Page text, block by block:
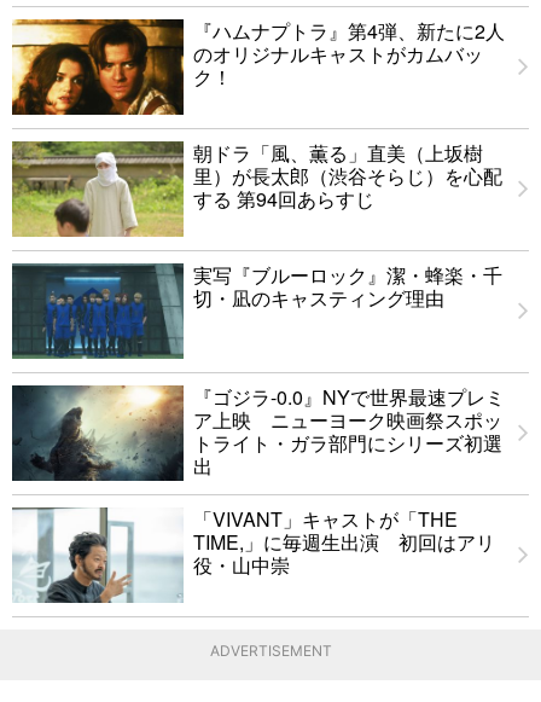
『ハムナプトラ』第4弾、新たに2人
のオリジナルキャストがカムバッ
ク！
朝ドラ「風、薫る」直美（上坂樹
里）が長太郎（渋谷そらじ）を心配
する 第94回あらすじ
実写『ブルーロック』潔・蜂楽・千
切・凪のキャスティング理由
『ゴジラ-0.0』NYで世界最速プレミ
ア上映 ニューヨーク映画祭スポッ
トライト・ガラ部門にシリーズ初選
出
「VIVANT」キャストが「THE
TIME,」に毎週生出演 初回はアリ
役・山中崇
ADVERTISEMENT